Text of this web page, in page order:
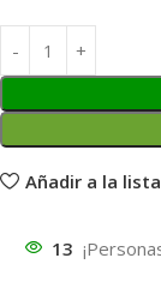
Añadir a la
13